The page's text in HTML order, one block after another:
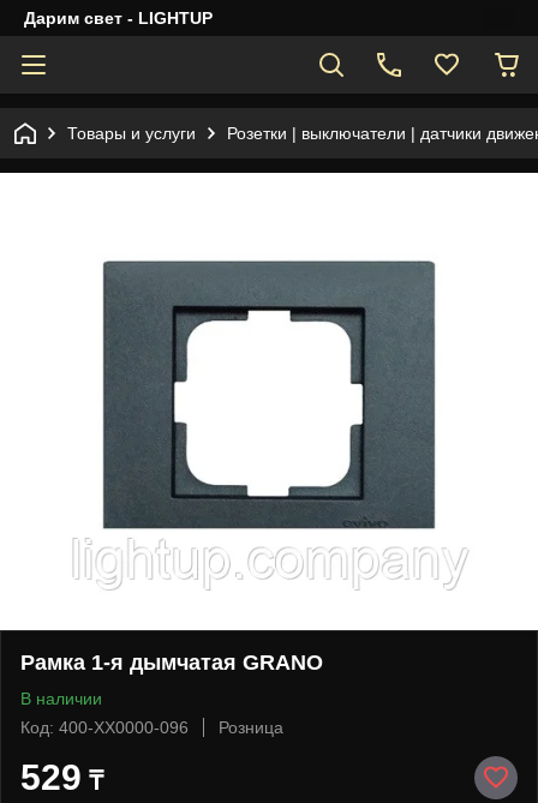
Дарим свет - LIGHTUP
Товары и услуги Розетки | выключатели | датчики
Рамка 1-я дымчатая GRANO
В наличии
Код: 400-XX0000-096
Розница
529 ₸